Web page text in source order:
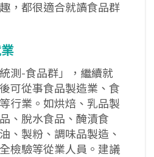
，都很適合就讀食品群
測-食品群」，繼續就
可從事食品製造業、食
行業。如烘焙、乳品製
、脫水食品、醃漬食
、製粉、調味品製造、
檢驗等從業人員。建議